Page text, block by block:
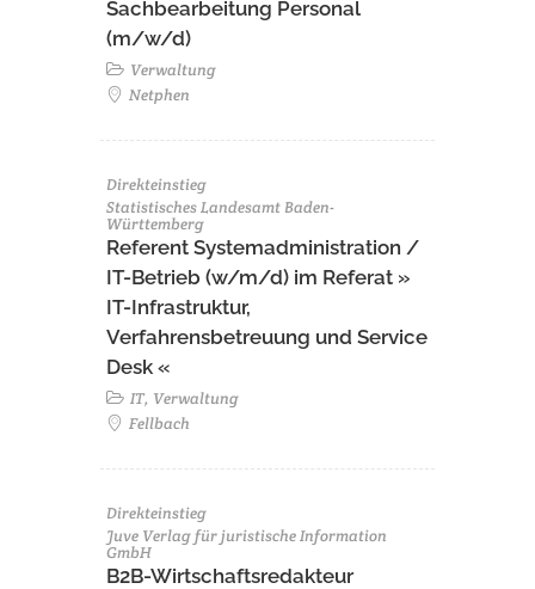
Sachbearbeitung Personal
(m/w/d)
Verwaltung
Netphen
Direkteinstieg
Statistisches Landesamt Baden-
Württemberg
Referent Systemadministration /
IT-Betrieb (w/m/d) im Referat »
IT-Infrastruktur,
Verfahrensbetreuung und Service
Desk «
IT, Verwaltung
Fellbach
Direkteinstieg
Juve Verlag für juristische Information
GmbH
B2B-Wirtschaftsredakteur